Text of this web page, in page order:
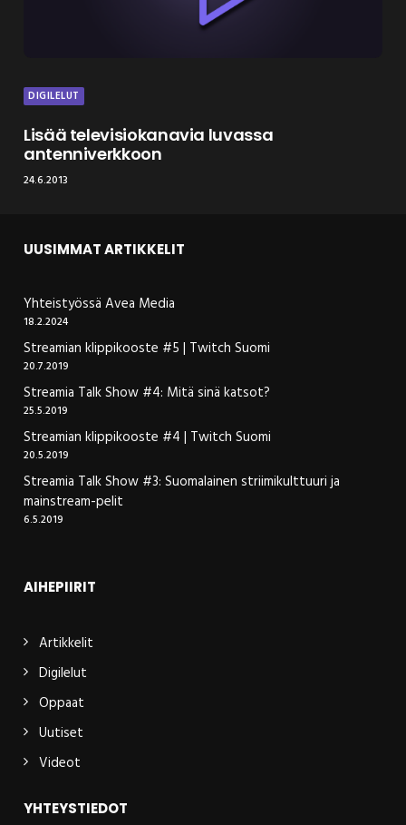
DIGILELUT
Lisää televisiokanavia luvassa
antenniverkkoon
24.6.2013
UUSIMMAT ARTIKKELIT
Yhteistyössä Avea Media
18.2.2024
Streamian klippikooste #5 | Twitch Suomi
20.7.2019
Streamia Talk Show #4: Mitä sinä katsot?
25.5.2019
Streamian klippikooste #4 | Twitch Suomi
20.5.2019
Streamia Talk Show #3: Suomalainen striimikulttuuri ja
mainstream-pelit
6.5.2019
AIHEPIIRIT
Artikkelit
Digilelut
Oppaat
Uutiset
Videot
YHTEYSTIEDOT